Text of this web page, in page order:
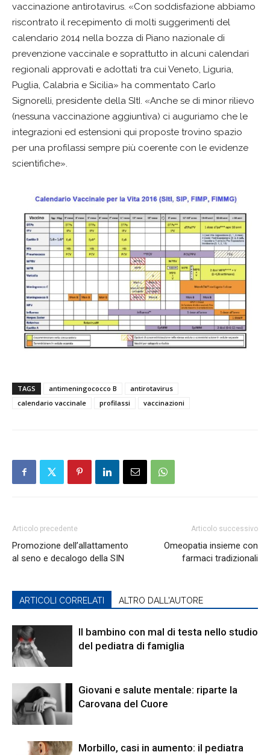
vaccinazione antirotavirus. «Con soddisfazione abbiamo
riscontrato il recepimento di molti suggerimenti del
calendario 2014 nella bozza di Piano nazionale di
prevenzione vaccinale e soprattutto in alcuni calendari
regionali approvati e adottati tra cui Veneto, Liguria,
Puglia, Calabria e Sicilia» ha commentato Carlo
Signorelli, presidente della SItI. «Anche se di minor rilievo
(nessuna vaccinazione aggiuntiva) ci auguriamo che le
integrazioni ed estensioni qui proposte trovino spazio
per una profilassi sempre più coerente con le evidenze
scientifiche».
TAGS antimeningococco B
antirotavirus
calendario vaccinale
profilassi vaccinazioni
Articolo precedente
Promozione dell’allattamento
al seno e decalogo della SIN
Articolo successivo
Omeopatia insieme con
farmaci tradizionali
ARTICOLI CORRELATI ALTRO DALL'AUTORE
Il bambino con mal di testa nello studio
del pediatra di famiglia
Giovani e salute mentale: riparte la
Carovana del Cuore
Morbillo, casi in aumento: il pediatra